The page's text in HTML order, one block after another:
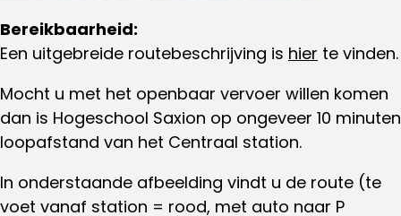
Bereikbaarheid:
Een uitgebreide routebeschrijving is hier te vinden.
Mocht u met het openbaar vervoer willen komen
dan is Hogeschool Saxion op ongeveer 10 minuten
loopafstand van het Centraal station.
In onderstaande afbeelding vindt u de route (te
voet vanaf station = rood, met auto naar P